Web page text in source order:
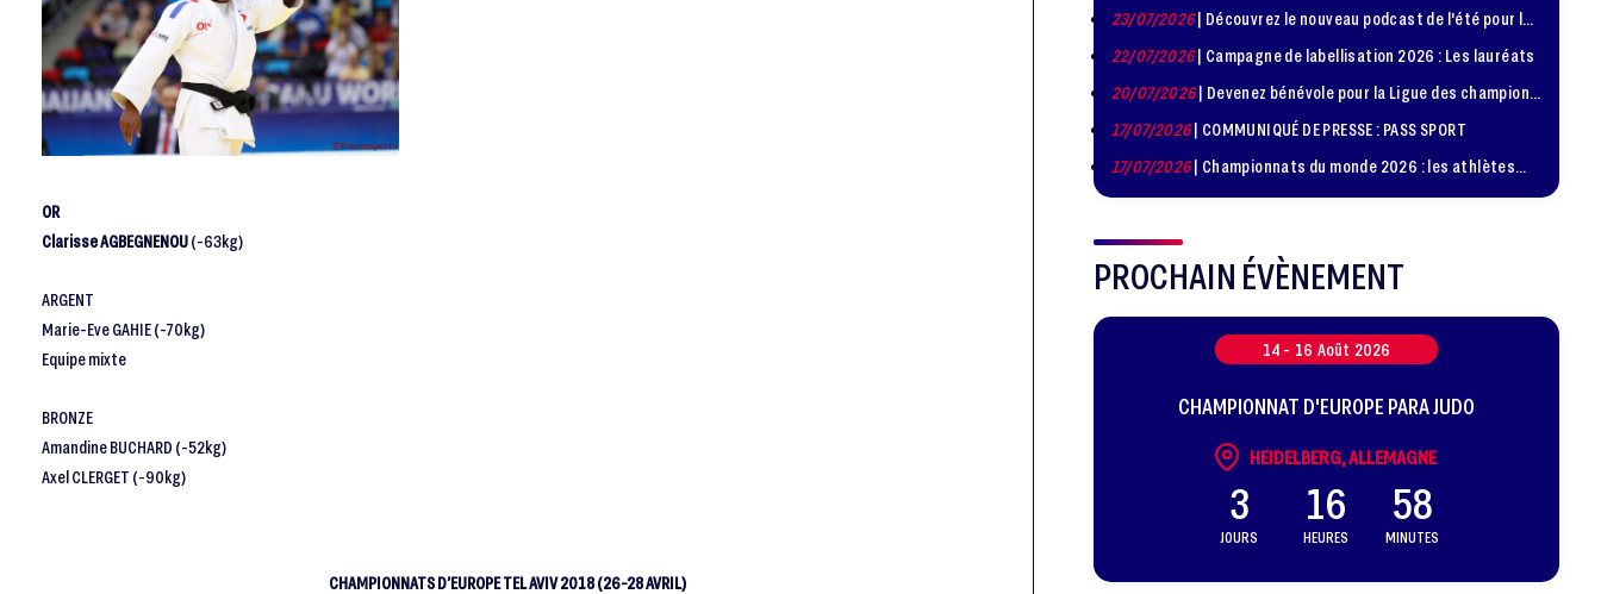
OR
Clarisse AGBEGNENOU(-63kg)
ARGENT
Marie-Eve GAHIE (-70kg)
Equipe mixte
BRONZE
Amandine BUCHARD (-52kg)
Axel CLERGET (-90kg)
CHAMPIONNATS D’EUROPE TEL AVIV 2018 (26-28 AVRIL)
organisent la troisième édition de la Journée de la
23/07/2026| Découvrez le nouveau podcast de l'été pour les
jeunes judokas
22/07/2026| Campagne de labellisation 2026 : Les lauréats
20/07/2026| Devenez bénévole pour la Ligue des champions
de judo à Paris le 24 octobre !
17/07/2026| COMMUNIQUÉ DE PRESSE : PASS SPORT
17/07/2026| Championnats du monde 2026 : les athlètes
sélectionnés
PROCHAIN ÉVÈNEMENT
14 - 16 Août 2026
CHAMPIONNAT D'EUROPE PARA JUDO
HEIDELBERG, ALLEMAGNE
3
JOURS
16
HEURES
58
MINUTES